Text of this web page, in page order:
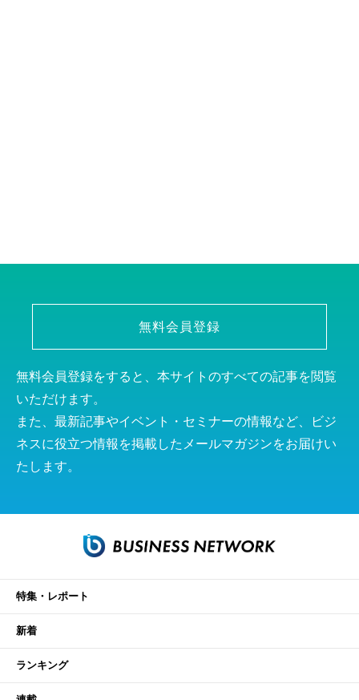
無料会員登録
無料会員登録をすると、本サイトのすべての記事を閲覧
いただけます。
また、最新記事やイベント・セミナーの情報など、ビジ
ネスに役立つ情報を掲載したメールマガジンをお届けい
たします。
特集・レポート
新着
ランキング